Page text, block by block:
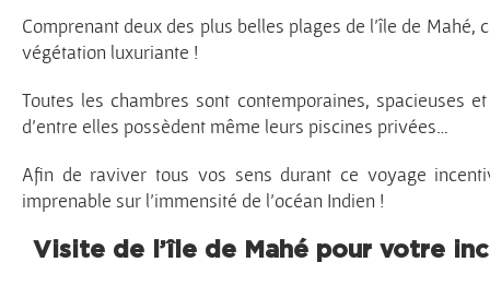
Comprenant deux des plus belles plages de l’île de
végétation luxuriante !
Toutes les chambres sont contemporaines, spacieuses
d’entre elles possèdent même leurs piscines privées…
Afin de raviver tous vos sens durant ce voyage
imprenable sur l’immensité de l’océan Indien !
Visite de l’île de Mahé pour votre